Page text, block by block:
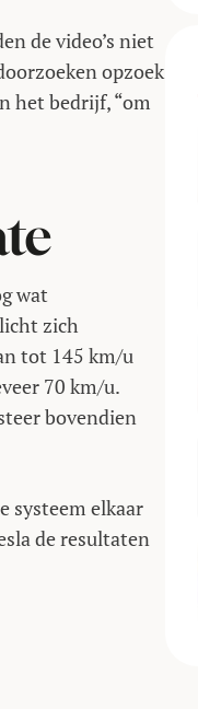
de video’s niet
opzoek
het bedrijf, “om
wat
zich
tot 145 km/u
70 km/u.
bovendien
systeem elkaar
de resultaten